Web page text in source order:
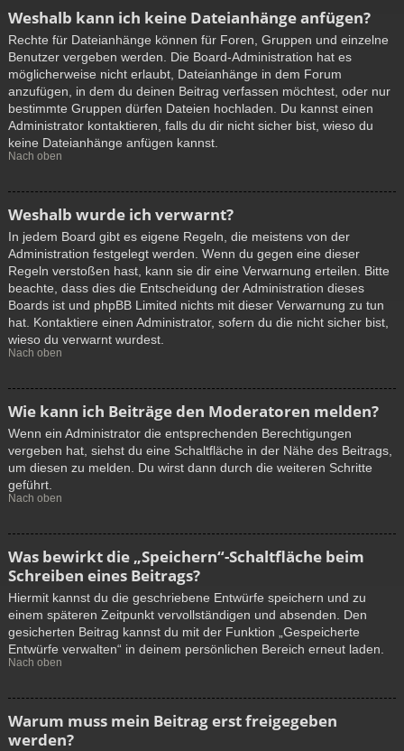
Weshalb kann ich keine Dateianhänge anfügen?
Rechte für Dateianhänge können für Foren, Gruppen und einzelne
Benutzer vergeben werden. Die Board-Administration hat es
möglicherweise nicht erlaubt, Dateianhänge in dem Forum
anzufügen, in dem du deinen Beitrag verfassen möchtest, oder nur
bestimmte Gruppen dürfen Dateien hochladen. Du kannst einen
Administrator kontaktieren, falls du dir nicht sicher bist, wieso du
keine Dateianhänge anfügen kannst.
Nach oben
Weshalb wurde ich verwarnt?
In jedem Board gibt es eigene Regeln, die meistens von der
Administration festgelegt werden. Wenn du gegen eine dieser
Regeln verstoßen hast, kann sie dir eine Verwarnung erteilen. Bitte
beachte, dass dies die Entscheidung der Administration dieses
Boards ist und phpBB Limited nichts mit dieser Verwarnung zu tun
hat. Kontaktiere einen Administrator, sofern du die nicht sicher bist,
wieso du verwarnt wurdest.
Nach oben
Wie kann ich Beiträge den Moderatoren melden?
Wenn ein Administrator die entsprechenden Berechtigungen
vergeben hat, siehst du eine Schaltfläche in der Nähe des Beitrags,
um diesen zu melden. Du wirst dann durch die weiteren Schritte
geführt.
Nach oben
Was bewirkt die „Speichern“-Schaltfläche beim
Schreiben eines Beitrags?
Hiermit kannst du die geschriebene Entwürfe speichern und zu
einem späteren Zeitpunkt vervollständigen und absenden. Den
gesicherten Beitrag kannst du mit der Funktion „Gespeicherte
Entwürfe verwalten“ in deinem persönlichen Bereich erneut laden.
Nach oben
Warum muss mein Beitrag erst freigegeben
werden?